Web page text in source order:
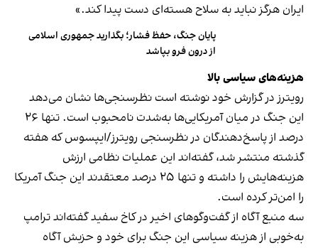
ایران هرگز نباید به سلاح هسته‌ای دست پیدا کند.»
پایان جنگ، حفظ فشار؛ بگذارید جمهوری اسلامی
از درون فرو بپاشد
هزینه‌های سیاسی بالا
رویترز در گزارش خود نوشته است نظرسنجی‌ها نشان می‌دهد
این جنگ در میان آمریکایی‌ها به‌شدت نامحبوب است. تنها ۲۶
درصد از پاسخ‌دهندگان در نظرسنجی رویترز/ایپسوس که هفته
گذشته منتشر شد، گفته‌اند این عملیات نظامی ارزش
هزینه‌هایش را داشته و تنها ۲۵ درصد معتقدند این جنگ آمریکا
را امن‌تر کرده است.
سه منبع آگاه از گفت‌وگوهای اخیر در کاخ سفید گفته‌اند ترامپ
به‌خوبی از هزینه سیاسی این جنگ برای خود و حزبش آگاه